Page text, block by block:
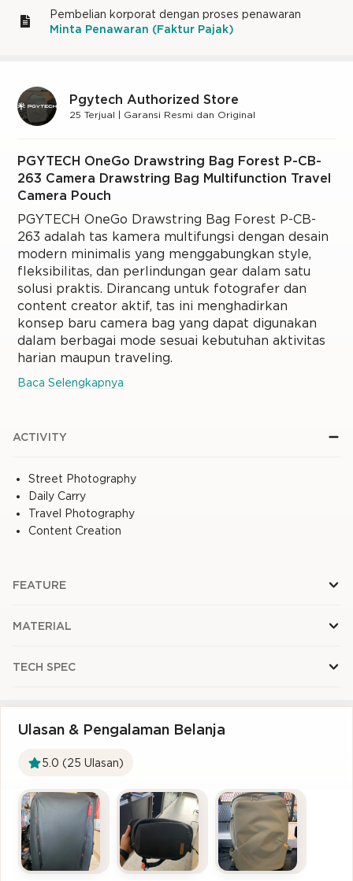
Pembelian korporat dengan proses penawaran
Minta Penawaran (Faktur Pajak)
Pgytech Authorized Store
25 Terjual | Garansi Resmi dan Original
PGYTECH OneGo Drawstring Bag Forest P-CB-
263 Camera Drawstring Bag Multifunction Travel
Camera Pouch
PGYTECH OneGo Drawstring Bag Forest P-CB-
263 adalah tas kamera multifungsi dengan desain
modern minimalis yang menggabungkan style,
fleksibilitas, dan perlindungan gear dalam satu
solusi praktis. Dirancang untuk fotografer dan
content creator aktif, tas ini menghadirkan
konsep baru camera bag yang dapat digunakan
dalam berbagai mode sesuai kebutuhan aktivitas
harian maupun traveling.
Baca Selengkapnya
ACTIVITY
Street Photography
Daily Carry
Travel Photography
Content Creation
FEATURE
MATERIAL
TECH SPEC
Ulasan & Pengalaman Belanja
5.0 (25 Ulasan)